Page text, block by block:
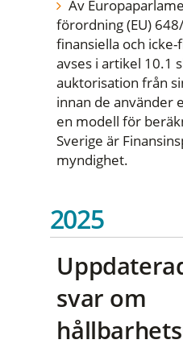
Av
förordning (EU)
finansiella och
avses i artikel 10.1
auktorisation från
innan de använder
en modell för
Sverige är
myndighet.
2025
svar om